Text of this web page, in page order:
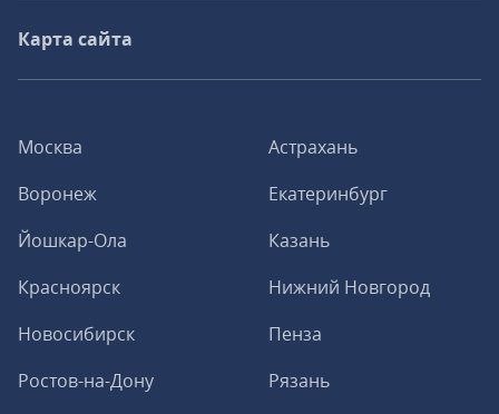
Москва
Астрахань
Воронеж
Екатеринбург
Йошкар-Ола
Казань
Красноярск
Нижний Новгород
Новосибирск
Пенза
Ростов-на-Дону
Рязань
Карта сайта